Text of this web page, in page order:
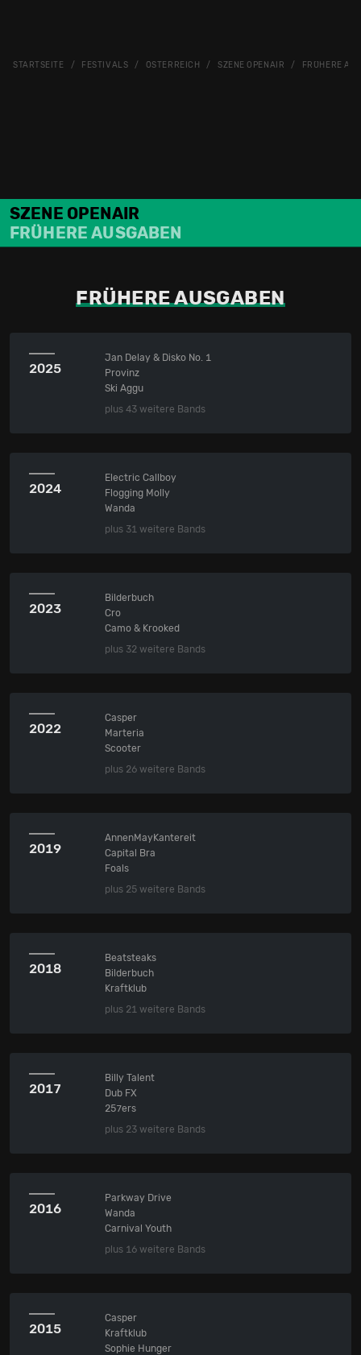
STARTSEITE FESTIVALS ÖSTERREICH SZENE OPENAIR FRÜHERE
SZENE OPENAIR
FRÜHERE AUSGABEN
FRÜHERE AUSGABEN
2025
Jan Delay & Disko No. 1
Provinz
Ski Aggu
plus 43 weitere Bands
2024
Electric Callboy
Flogging Molly
Wanda
plus 31 weitere Bands
2023
Bilderbuch
Cro
Camo & Krooked
plus 32 weitere Bands
2022
Casper
Marteria
Scooter
plus 26 weitere Bands
2019
AnnenMayKantereit
Capital Bra
Foals
plus 25 weitere Bands
2018
Beatsteaks
Bilderbuch
Kraftklub
plus 21 weitere Bands
2017
Billy Talent
Dub FX
257ers
plus 23 weitere Bands
2016
Parkway Drive
Wanda
Carnival Youth
plus 16 weitere Bands
2015
Casper
Kraftklub
Sophie Hunger